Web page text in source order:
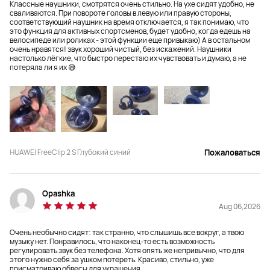
регулировка громкости
Сертификация High-Res Audio
Нет
Эквалайзер
аудио
Да
Нет
Эквалайзер
аудио
Нет
Классные наушники, смотрятся очень стильно. На ухе сидят удобно, не
сваливаются. При повороте головы в левую или правую стороны,
соответствующий наушник на время отключается, я так понимаю, что
это функция для активных спортсменов, будет удобно, когда едешь на
велосипеде или роликах - этой функции еще привыкаю) А в остальном
очень нравятся! звук хороший чистый, без искажений. Наушники
настолько лёгкие, что быстро перестаю их чувствовать и думаю, а не
потеряла ли я их 😅
HUAWEI FreeClip 2 S Глубокий синий Пожаловаться
Opashka
Aug 06,2026
Очень необычно сидят: так странно, что слышишь все вокруг, а твою
музыку нет. Понравилось, что наконец-то есть возможность
регулировать звук без телефона. Хотя опять же непривычно, что для
этого нужно себя за ушком потереть. Красиво, стильно, уже